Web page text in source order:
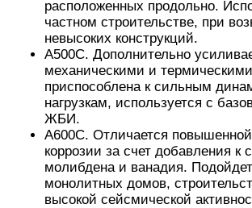
расположенных продольно.
частном строительстве, при
невысоких конструкций.
А500С. Дополнительно
механическими и
приспособлена к сильным
нагрузкам, используется с
ЖБИ.
А600С. Отличается повышенной
коррозии за счет добавления к
молибдена и ванадия.
монолитных домов,
высокой сейсмической